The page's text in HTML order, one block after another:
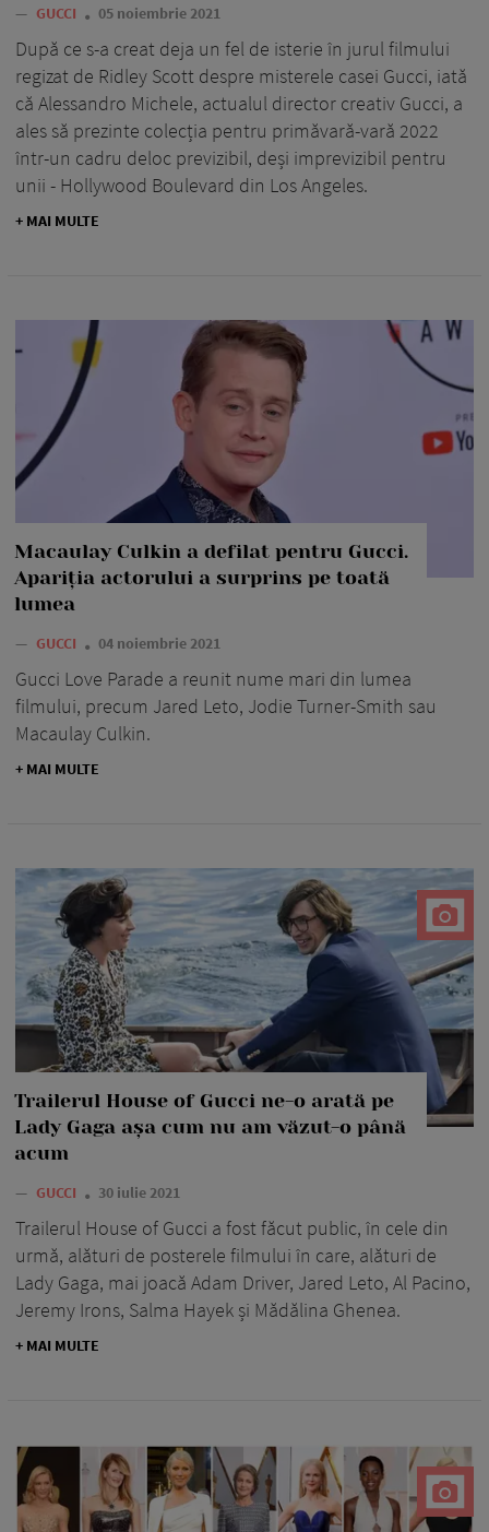
— GUCCI 05 noiembrie 2021
După ce s-a creat deja un fel de isterie în jurul filmului
regizat de Ridley Scott despre misterele casei Gucci, iată
că Alessandro Michele, actualul director creativ Gucci, a
ales să prezinte colecția pentru primăvară-vară 2022
într-un cadru deloc previzibil, deși imprevizibil pentru
unii - Hollywood Boulevard din Los Angeles.
+ MAI MULTE
Macaulay Culkin a defilat pentru Gucci.
Apariția actorului a surprins pe toată
lumea
— GUCCI 04 noiembrie 2021
Gucci Love Parade a reunit nume mari din lumea
filmului, precum Jared Leto, Jodie Turner-Smith sau
Macaulay Culkin.
+ MAI MULTE
Trailerul House of Gucci ne-o arată pe
Lady Gaga așa cum nu am văzut-o până
acum
— GUCCI 30 iulie 2021
Trailerul House of Gucci a fost făcut public, în cele din
urmă, alături de posterele filmului în care, alături de
Lady Gaga, mai joacă Adam Driver, Jared Leto, Al Pacino,
Jeremy Irons, Salma Hayek și Mădălina Ghenea.
+ MAI MULTE